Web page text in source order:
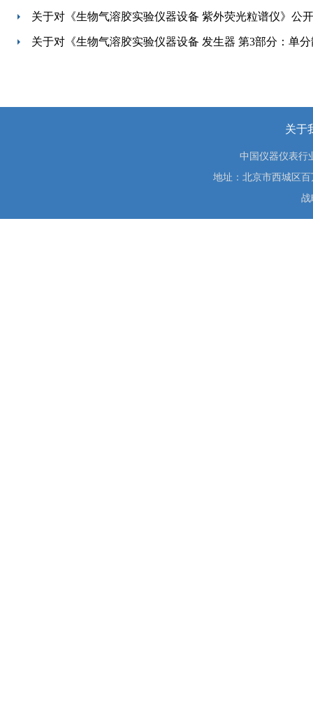
关于对《生物气溶胶实验仪器设备 紫外荧光粒谱仪》公
关于对《生物气溶胶实验仪器设备 发生器 第3部分：单
关于
中国仪器仪表
地址：北京市西城区
战